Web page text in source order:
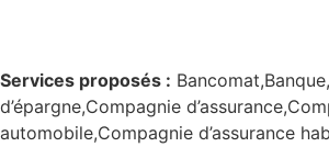
Services proposés :
d’épargne,Compagnie
automobile,Compagnie d’assurance